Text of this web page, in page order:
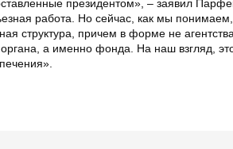
президентом», – заявил
работа. Но сейчас, как мы
структура, причем в форме не
а именно фонда. На наш взгляд,